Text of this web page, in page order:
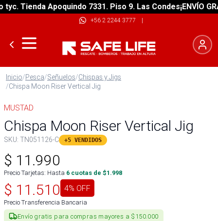
Tienda Apoquindo 7331. Piso 9. Las Condes¡ENVÍO
+56 2 2244 3777 |
Inicio/Pesca/Señuelos/Chispas y Jigs
/Chispa Moon Riser Vertical Jig
MUSTAD
Chispa Moon Riser Vertical Jig
SKU: TN051126-C +5 VENDIDOS
$ 11.990
Precio Tarjetas: Hasta 6 cuotas de $1.998
$ 11.510 4% OFF
Precio Transferencia Bancaria
Envío gratis para compras mayores a $150.000